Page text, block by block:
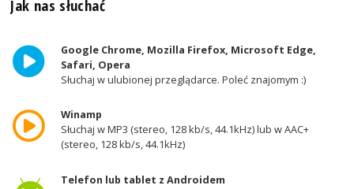
Jak nas słuchać
Google Chrome, Mozilla Firefox, Microsoft Edge,
Safari, Opera
Słuchaj w ulubionej przeglądarce. Poleć znajomym :)
Winamp
Słuchaj w MP3 (stereo, 128 kb/s, 44.1kHz) lub w AAC+
(stereo, 128 kb/s, 44.1kHz)
Telefon lub tablet z Androidem